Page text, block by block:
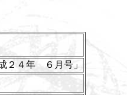
２４年 ６月号」